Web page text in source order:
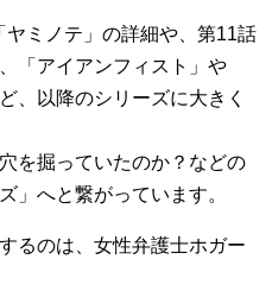
ミノテ」の詳細や、第11話
「アイアンフィスト」や
、以降のシリーズに大きく
を掘っていたのか？などの
」へと繋がっています。
るのは、女性弁護士ホガー